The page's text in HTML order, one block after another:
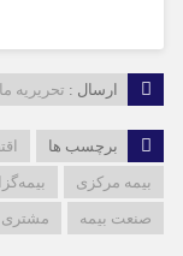
ارسال : تحریریه
برچسب ها
بیمه مرکزی
صنعت بیمه
مشتری